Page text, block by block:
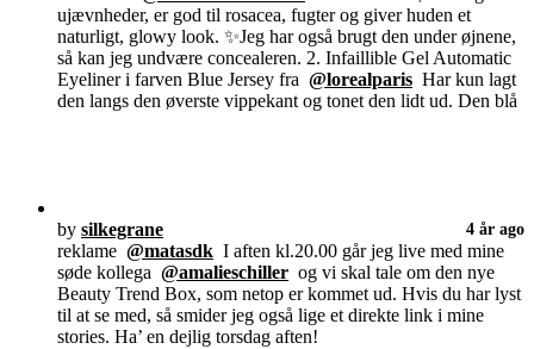
ujævnheder, er god til rosacea, fugter og giver huden et
naturligt, glowy look. ✨Jeg har også brugt den under øjnene,
så kan jeg undvære concealeren. 2. Infaillible Gel Automatic
Eyeliner i farven Blue Jersey fra @lorealparis Har kun lagt
den langs den øverste vippekant og tonet den lidt ud. Den blå
by silkegrane 4 år ago
reklame @matasdk I aften kl.20.00 går jeg live med mine
søde kollega @amalieschiller og vi skal tale om den nye
Beauty Trend Box, som netop er kommet ud. Hvis du har lyst
til at se med, så smider jeg også lige et direkte link i mine
stories. Ha’ en dejlig torsdag aften!